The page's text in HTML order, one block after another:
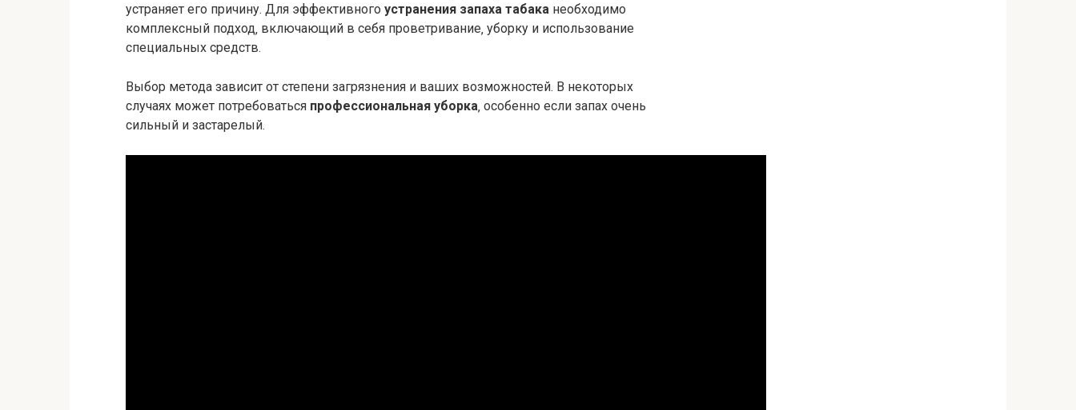
устраняет его причину. Для эффективного устранения запаха табака необходимо
комплексный подход‚ включающий в себя проветривание‚ уборку и использование
специальных средств.
Выбор метода зависит от степени загрязнения и ваших возможностей. В некоторых
случаях может потребоваться профессиональная уборка ‚ особенно если запах очень
сильный и застарелый.